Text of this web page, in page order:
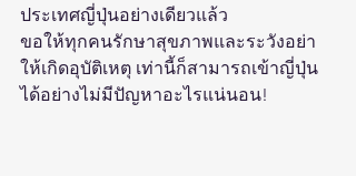
ประเทศญี่ปุ่นอย่างเดียวแล้ว
ขอให้ทุกคนรักษาสุขภาพและระวังอย่า
ให้เกิดอุบัติเหตุ เท่านี้ก็สามารถเข้าญี่ปุ่น
ได้อย่างไม่มีปัญหาอะไรแน่นอน!